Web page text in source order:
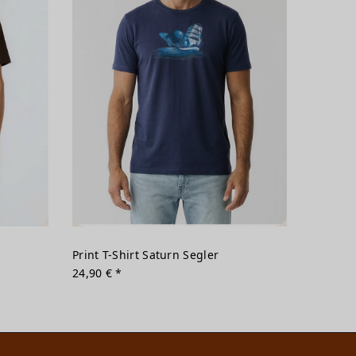
Print T-Shirt Saturn Segler
24,90 € *